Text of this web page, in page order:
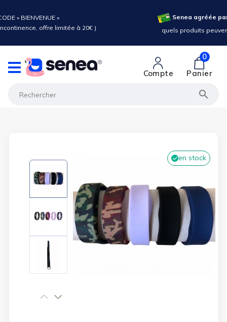
« BIENVENUE »
offre limitée à 20€ )
Senea agréée
quels produits

Compte
0
Panier
en stock